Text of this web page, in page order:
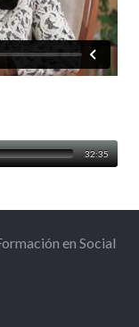
32:35
en Social